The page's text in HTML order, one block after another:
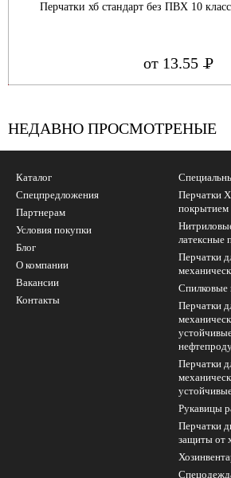
Перчатки хб стандарт без ПВХ 10
от 13.55 Р
УБ.
НЕДАВНО ПРОСМОТРЕНЫЕ
Каталог
Спецпредложения
Партнерам
Условия покупки
Блог
О компании
Вакансии
Контакты
Перчатки
покрытием
латексные
Перчатки
Cпилковые
Перчатки
Перчатки
Рукавицы
Перчатки
защиты от